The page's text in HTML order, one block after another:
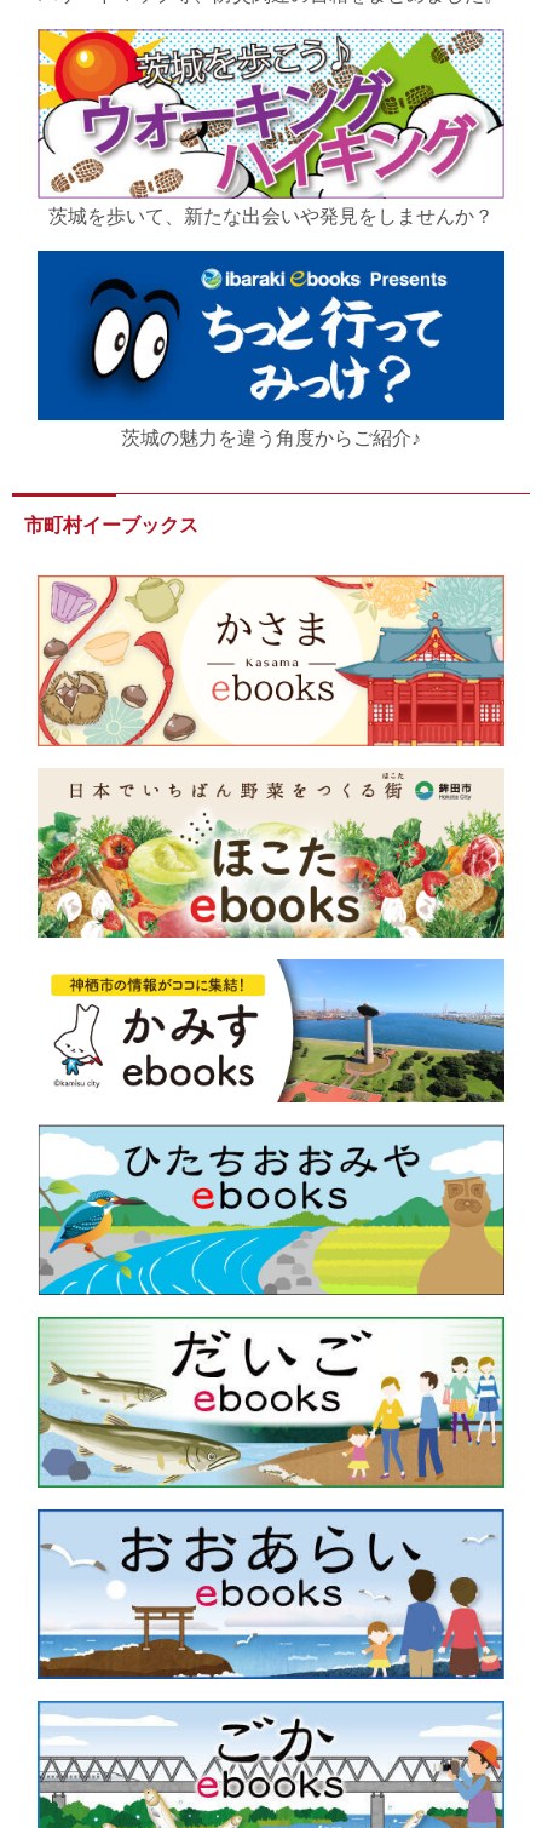
茨城を歩いて、新たな出会いや発見をしませんか？
茨城の魅力を違う角度からご紹介♪
市町村イーブックス